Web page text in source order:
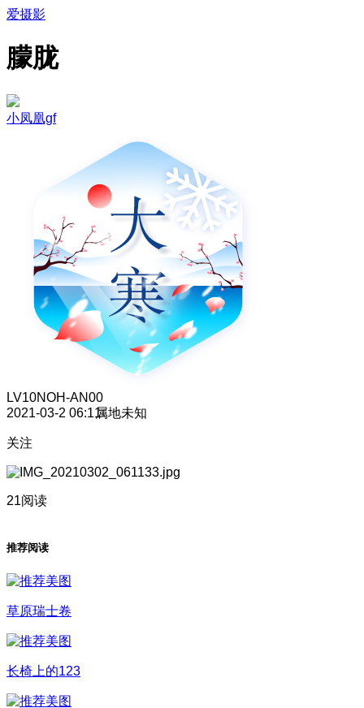
爱摄影
朦胧
小凤凰gf
LV10NOH-AN00
2021-03-2 06:11属地未知
关注
21阅读
推荐阅读
草原瑞士卷
长椅上的123